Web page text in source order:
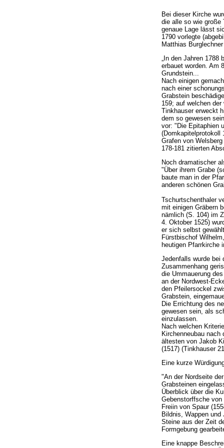
Bei dieser Kirche
die alle so wie große
genaue Lage lässt
1790 vorlegte
Matthias
„In den Jahren 1788
erbauet worden. Am
Grundstein...
Nach einigen
nach einer
Grabstein
159; auf welchen
Tinkhauser erweckt
dem so gewesen
vor: "Die Epitaphien
(Domkapitelprotokoll
Grafen von
178-181 zitierten
Noch dramatischer
"Über ihrem Grabe
baute man in der
anderen schönen
Tschurtschenthaler
mit einigen Gräbern
nämlich (S. 104) im
4. Oktober 1525)
er sich selbst
Fürstbischof
heutigen Pfarrkirche
Jedenfalls wurde bei
Zusammenhang
die Ummauerung
an der Nordwest-
den Pfeilersockel
Grabstein,
Die Errichtung des
gewesen sein, als
einzulassen.
Nach welchen
Kirchenneubau
ältesten von Jakob
(1517) (Tinkhauser
Eine kurze
"An der Nordseite
Grabsteinen
Überblick über die
Gebenstorffsche
Freiin von Spaur
Bildnis, Wappen
Steine aus der Zeit
Formgebung
Eine knappe